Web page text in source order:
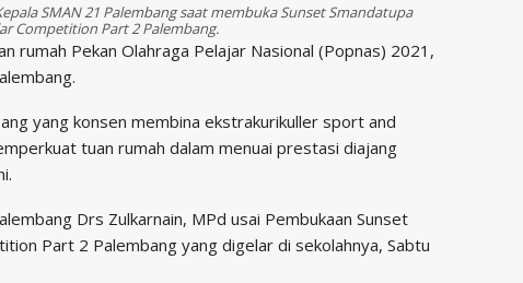
SMAN 21 Palembang saat membuka Sunset Smandatupa
Competition Part 2 Palembang.
rumah Pekan Olahraga Pelajar Nasional (Popnas) 2021,
yang konsen membina ekstrakurikuller sport and
tuan rumah dalam menuai prestasi diajang
Drs Zulkarnain, MPd usai Pembukaan Sunset
Part 2 Palembang yang digelar di sekolahnya, Sabtu